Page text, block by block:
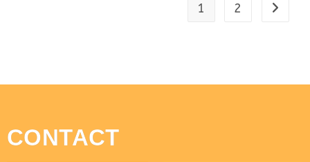
1 2
CONTACT